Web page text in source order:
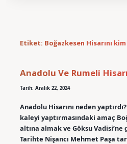
Etiket: Boğazkesen Hisarını
Anadolu Ve Rumeli
Tarih: Aralık 22, 2024
Anadolu Hisarını neden yaptırdı?
kaleyi yaptırmasındaki amaç
altına almak ve Göksu
Tarihte Nişancı Mehmet Paşa